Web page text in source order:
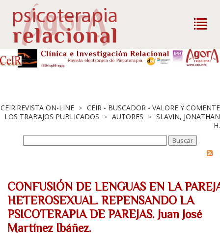
CEIR:REVISTA ON-LINE > CEIR - BUSCADOR - VALORE Y COMENTE
LOS TRABAJOS PUBLICADOS > AUTORES > SLAVIN, JONATHAN
H.
CONFUSIÓN DE LENGUAS EN LA
HETEROSEXUAL. REPENSANDO LA
PSICOTERAPIA DE PAREJAS. Juan José
Martínez Ibáñez.